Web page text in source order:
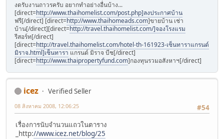
งดรับงานถาวรครับ อยากทำอย่างอื่นบ้าง...
[direct=http://www.thaihomelist.com/post.php]ลงประกาศบ้าน
ฟรี[/direct] [direct=http://www.thaihomeads.com]ขายบ้าน เช่า
บ้าน[/direct][direct=http://travel.thaihomelist.com/]จองโรงแรม
รีสอร์ท[/direct]
[direct=http://travel.thaihomelist.com/hotel-th-161923-เซ็นทาราแกรนด์
มิราจ.html]เซ็นทารา แกรนด์ มิราจ บีช[/direct]
[direct=http://www.thaipropertyfund.com]กองทุนรวมอสังหาฯ[/direct]
icez
Verified Seller
#54
08 สิงหาคม 2008, 12:06:25
เรื่องการนับจำนวนแถวในตาราง
_http://www.icez.net/blog/25